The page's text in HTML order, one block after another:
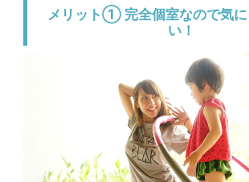
メリット① 完全個室なので気
い！